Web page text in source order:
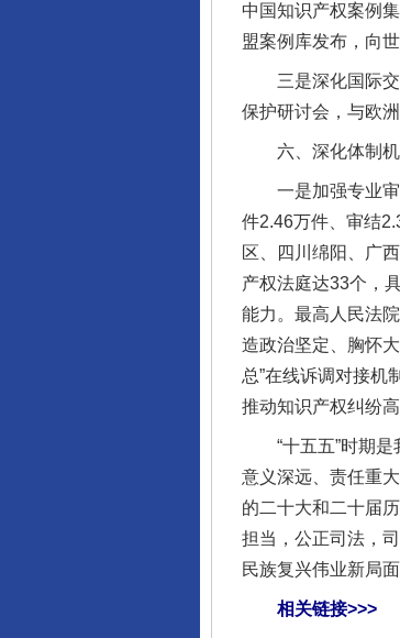
中国知识产权案例
盟案例库发布，向
三是深化国际交
保护研讨会，与欧
六、深化体制机
一是加强专业审
件2.46万件、审结
区、四川绵阳、广
产权法庭达33个，
能力。最高人民法
造政治坚定、胸怀
总”在线诉调对接机
推动知识产权纠纷高
“十五五”时期是
意义深远、责任重
的二十大和二十届
担当，公正司法，
民族复兴伟业新局
相关链接>>>
完善运行机制助
东山县通报“牛蛙产